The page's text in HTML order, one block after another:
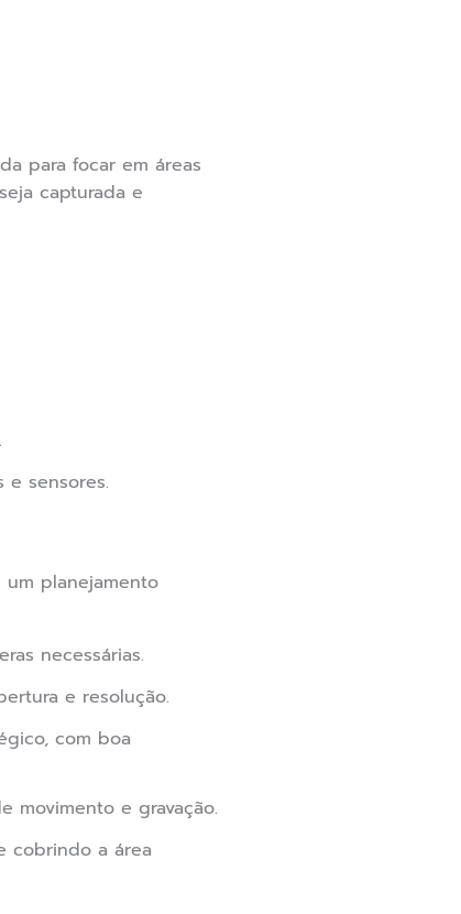
para focar em áreas
capturada e
e sensores.
planejamento
necessárias.
e resolução.
com boa
movimento e gravação.
cobrindo a área